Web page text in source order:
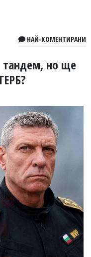
НАЙ-КОМЕНТИРАНИ
тандем, но ще